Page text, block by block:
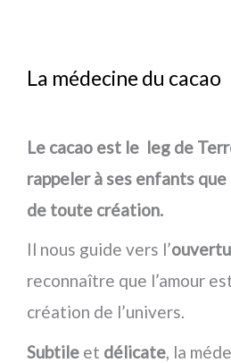
La médecine du cacao
Le cacao est le leg de
rappeler à ses enfants que
de toute création.
Il nous guide vers l’
reconnaître que l’amour
création de l’univers.
Subtile et délicate , la